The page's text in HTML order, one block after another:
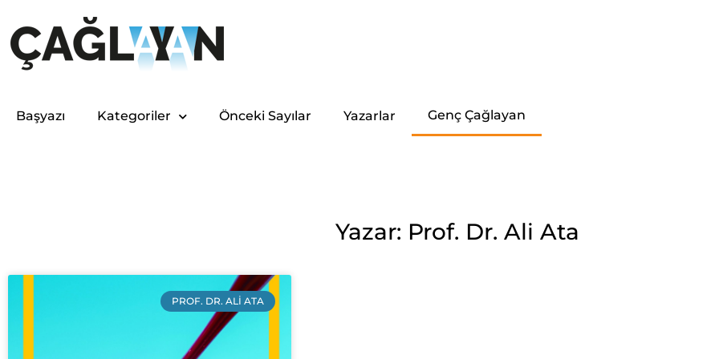
Başyazı Kategoriler Önceki Sayılar Yazarlar Genç Çağlayan
Yazar: Prof. Dr. Ali Ata
PROF. DR. ALI ATA